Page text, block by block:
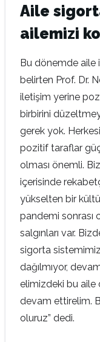
Aile
ailemizi
Bu dönemde
belirten Prof. Dr.
iletişim yerine
birbirini
gerek yok.
pozitif taraflar
olması önemli.
içerisinde
yükselten bir
pandemi sonrası
salgınları var.
sigorta
dağılmıyor,
elimizdeki bu aile
devam ettirelim.
oluruz” dedi.